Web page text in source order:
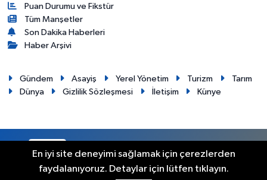
Puan Durumu ve Fikstür
Tüm Manşetler
Son Dakika Haberleri
Haber Arşivi
Gündem Asayiş Yerel Yönetim Turizm
Tarım
Dünya
Gizlilik Sözleşmesi İletişim Künye
RSS Copyright © 2012. Her hakkı saklıdır.
En iyi site deneyimi sağlamak için çerezlerden
faydalanıyoruz. Detaylar için lütfen tıklayın.